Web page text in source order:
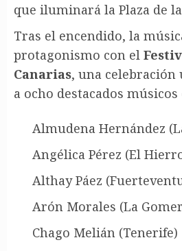
que iluminará la Plaza de
Tras el encendido, la
protagonismo con el
Canarias, una
a ocho destacados músicos
Almudena Hernández
Angélica Pérez (El
Althay Páez
Arón Morales (La
Chago Melián (Tenerife)